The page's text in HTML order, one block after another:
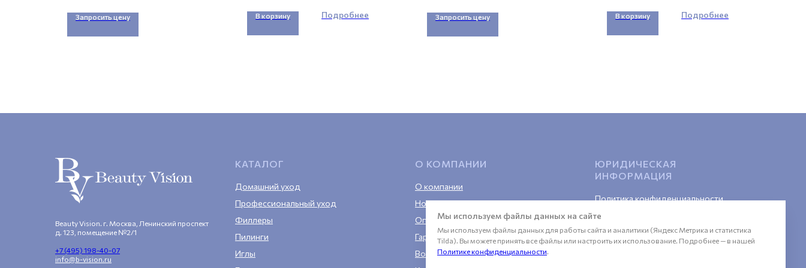
Запросить цену Подробнее
В корзину Запросить цену Подробнее
В корзину
Beauty Vision. г. Москва, Ленинский проспект
д. 123, помещение №2/1
+7 (495) 198-40-07
info@b-vision.ru
КАТАЛОГ
Домашний уход
Профессиональный уход
Филлеры
Пилинги
Иглы
О КОМПАНИИ
О компании
Новости
Оплата и доставка
Гарантия
Возврат
ЮРИДИЧЕСКАЯ
ИНФОРМАЦИЯ
Политика конфиденциальности
Пользовательское соглашение
Публичная оферта
Мы используем файлы данных на сайте
Мы используем файлы данных для работы сайта и аналитики (Яндекс Метрика и статистика
Tilda). Вы можете принять все файлы или настроить их использование. Подробнее — в нашей
Политике конфиденциальности.